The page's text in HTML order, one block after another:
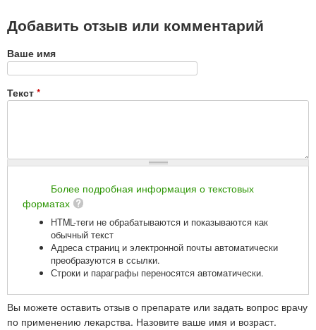
Добавить отзыв или комментарий
Ваше имя
Текст *
Более подробная информация о текстовых
форматах
HTML-теги не обрабатываются и показываются как
обычный текст
Адреса страниц и электронной почты автоматически
преобразуются в ссылки.
Строки и параграфы переносятся автоматически.
Вы можете оставить отзыв о препарате или задать вопрос врачу
по применению лекарства. Назовите ваше имя и возраст.